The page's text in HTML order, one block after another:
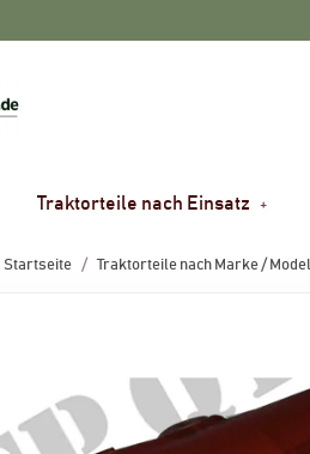
Traktorteile nach Einsatz
Startseite Traktorteile nach Marke / Modell